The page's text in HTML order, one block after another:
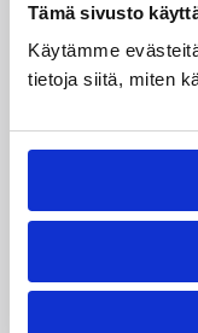
Tämä sivusto
Käytämme
tietoja siitä, miten